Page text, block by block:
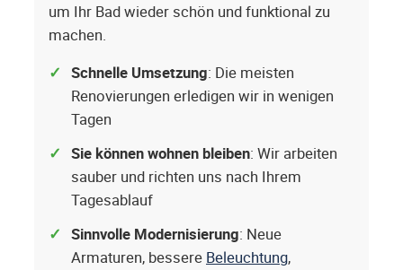
um Ihr Bad wieder schön und funktional zu
machen.
Schnelle Umsetzung: Die meisten
Renovierungen erledigen wir in wenigen
Tagen
Sie können wohnen bleiben: Wir arbeiten
sauber und richten uns nach Ihrem
Tagesablauf
Sinnvolle Modernisierung: Neue
Armaturen, bessere Beleuchtung,